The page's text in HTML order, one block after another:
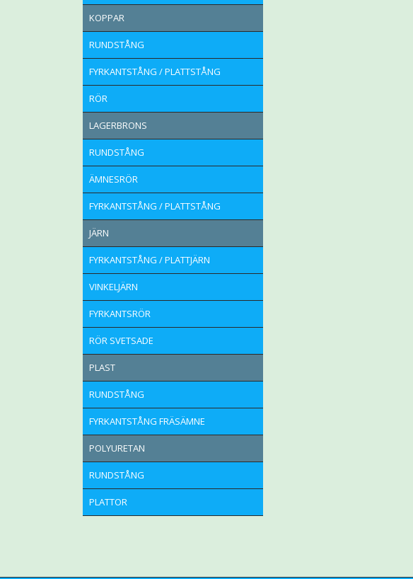
KOPPAR
RUNDSTÅNG
FYRKANTSTÅNG / PLATTSTÅNG
RÖR
LAGERBRONS
RUNDSTÅNG
ÄMNESRÖR
FYRKANTSTÅNG / PLATTSTÅNG
JÄRN
FYRKANTSTÅNG / PLATTJÄRN
VINKELJÄRN
FYRKANTSRÖR
RÖR SVETSADE
PLAST
RUNDSTÅNG
FYRKANTSTÅNG FRÄSÄMNE
POLYURETAN
RUNDSTÅNG
PLATTOR